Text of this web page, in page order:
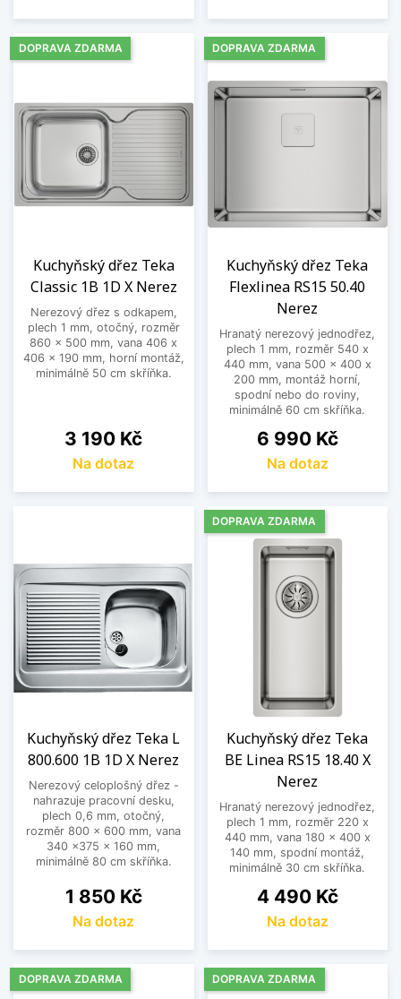
Kuchyňský dřez Teka
Classic 1B 1D X Nerez
Nerezový dřez s odkapem,
plech 1 mm, otočný, rozměr
860 x 500 mm, vana 406 x
406 x 190 mm, horní montáž,
minimálně 50 cm skříňka.
Cena
3 190 Kč
Na dotaz
DOPRAVA ZDARMA
Kuchyňský dřez Teka
Flexlinea RS15 50.40
Nerez
Hranatý nerezový jednodřez,
plech 1 mm, rozměr 540 x
440 mm, vana 500 x 400 x
200 mm, montáž horní,
spodní nebo do roviny,
minimálně 60 cm skříňka.
Cena
6 990 Kč
Na dotaz
DOPRAVA ZDARMA
Kuchyňský dřez Teka L
800.600 1B 1D X Nerez
Nerezový celoplošný dřez -
nahrazuje pracovní desku,
plech 0,6 mm, otočný,
rozměr 800 x 600 mm, vana
340 x375 x 160 mm,
minimálně 80 cm skříňka.
Cena
1 850 Kč
Na dotaz
Kuchyňský dřez Teka
BE Linea RS15 18.40 X
Nerez
Hranatý nerezový jednodřez,
plech 1 mm, rozměr 220 x
440 mm, vana 180 x 400 x
140 mm, spodní montáž,
minimálně 30 cm skříňka.
Cena
4 490 Kč
Na dotaz
DOPRAVA ZDARMA
DOPRAVA ZDARMA DOPRAVA ZDARMA